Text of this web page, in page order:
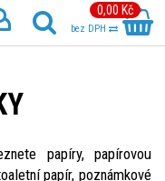
0,00 Kč
bez DPH
papíry, papírovou
papír, poznámkové